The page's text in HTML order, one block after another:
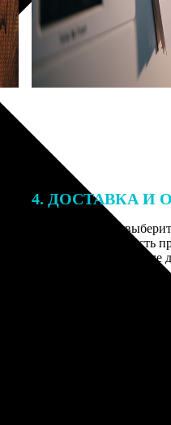
4. ДОСТАВКА И
Введите адрес и
заказа. Если у вас есть
его в специальное поле